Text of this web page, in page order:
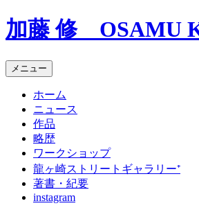
コ
ン
ン
ツ
加藤 修 OSAMU
メニュー
ホーム
ニュース
作品
略歴
ワークショップ
龍ヶ崎ストリートギャラリー⁺
著書・紀要
instagram